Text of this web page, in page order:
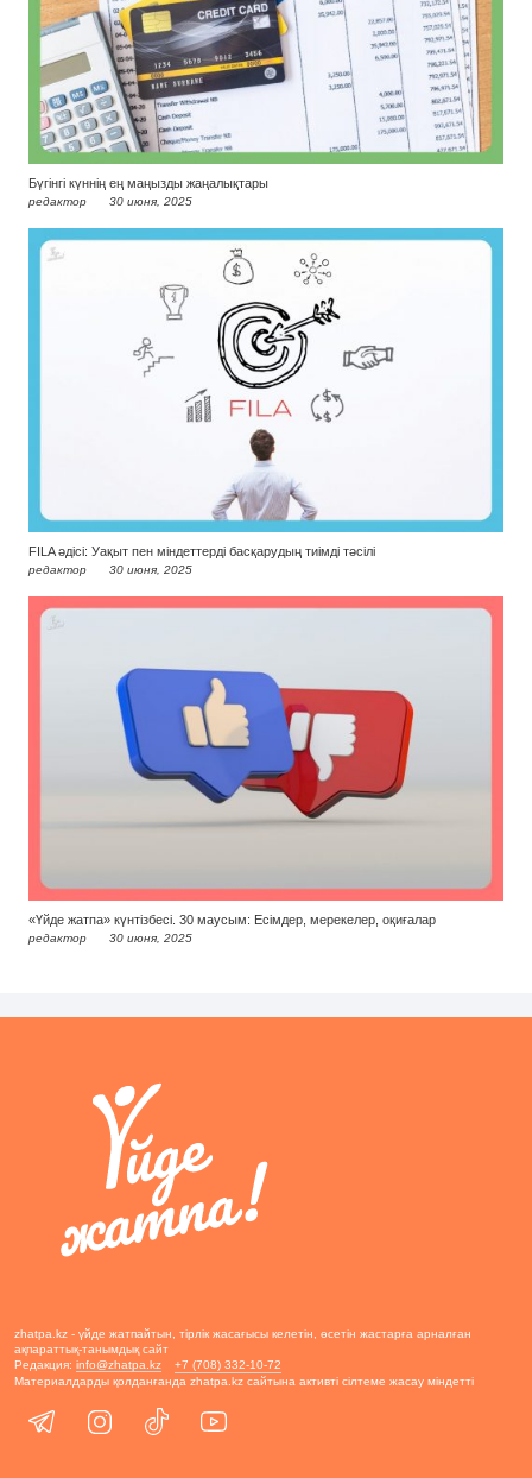
Бүгінгі күннің ең маңызды жаңалықтары
редактор 30 июня, 2025
FILA әдісі: Уақыт пен міндеттерді басқарудың тиімді тәсілі
редактор 30 июня, 2025
«Үйде жатпа» күнтізбесі. 30 маусым: Есімдер, мерекелер, оқиғалар
редактор 30 июня, 2025
zhatpa.kz - үйде жатпайтын, тірлік жасағысы келетін, өсетін жастарға арналған
ақпараттық-танымдық сайт
Редакция: info@zhatpa.kz
+7 (708) 332-10-72
Материалдарды қолданғанда zhatpa.kz сайтына активті сілтеме жасау міндетті